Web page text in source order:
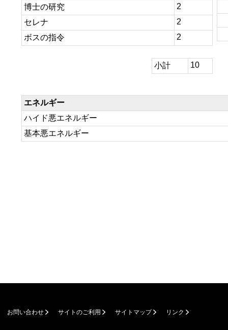
博士の研究
2
セレナ
2
ボスの指令
2
小計 10
エネルギー
ハイド悪エネルギー
基本悪エネルギー
お問い合わせ サイトのご利用 サイトマップ リンク